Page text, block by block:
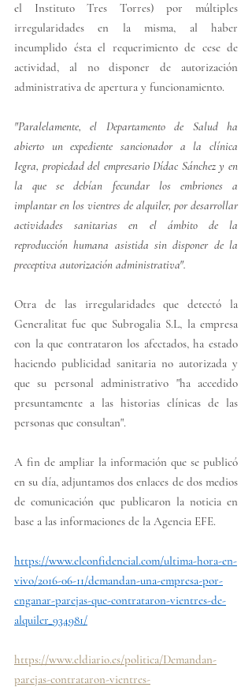
el Instituto Tres Torres) por múltiples
irregularidades en la misma, al haber
incumplido ésta el requerimiento de cese de
actividad, al no disponer de autorización
administrativa de apertura y funcionamiento.
"Paralelamente, el Departamento de Salud ha
abierto un expediente sancionador a la clínica
Iegra, propiedad del empresario Dídac Sánchez y en
la que se debían fecundar los embriones a
implantar en los vientres de alquiler, por desarrollar
actividades sanitarias en el ámbito de la
reproducción humana asistida sin disponer de la
preceptiva autorización administrativa".
Otra de las irregularidades que detectó la
Generalitat fue que Subrogalia S.L, la empresa
con la que contrataron los afectados, ha estado
haciendo publicidad sanitaria no autorizada y
que su personal administrativo "ha accedido
presuntamente a las historias clínicas de las
personas que consultan".
A fin de ampliar la información que se publicó
en su día, adjuntamos dos enlaces de dos medios
de comunicación que publicaron la noticia en
base a las informaciones de la Agencia EFE.
https://www.elconfidencial.com/ultima-hora-en-
vivo/2016-06-11/demandan-una-empresa-por-
enganar-parejas-que-contrataron-vientres-de-
alquiler_934981/
https://www.eldiario.es/politica/Demandan-
parejas-contrataron-vientres-